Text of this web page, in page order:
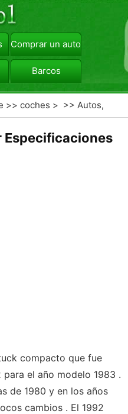
Comprar un automóvil
Barcos
>>coches > >>Autos,
Especificaciones
compacto que fue
el año modelo 1983 .
de 1980 y en los años
cambios . El 1992